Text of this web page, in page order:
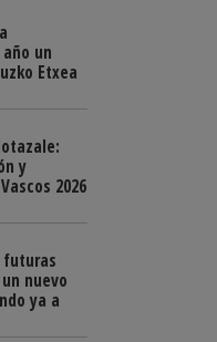
un
Etxea
y
2026
futuras
nuevo
ya a